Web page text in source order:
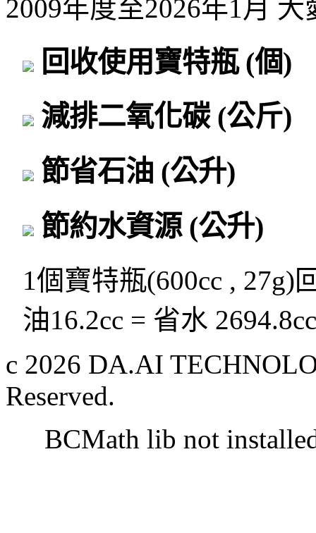
2009年度至2026年1月
回收使用寶特瓶 (個)
減排二氧化碳 (公斤)
節省石油 (公升)
節約水資源 (公升)
1個寶特瓶(600cc , 27g)
油16.2cc = 省水
c 2026 DA.AI
Reserved.
BCMath lib not